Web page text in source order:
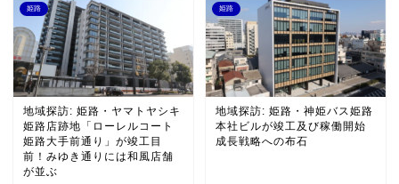
姫路
地域探訪: 姫路・ヤマトヤシキ
姫路店跡地「ローレルコート
姫路大手前通り」が竣工目
前！みゆき通りには和風店舗
が並ぶ
姫路
地域探訪: 姫路・神姫バス姫路
本社ビルが竣工及び稼働開始
成長戦略への布石